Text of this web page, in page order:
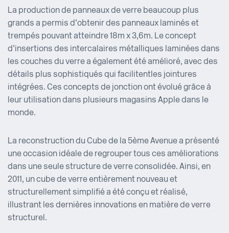
La production de panneaux de verre beaucoup plus
grands a permis d’obtenir des panneaux laminés et
trempés pouvant atteindre 18m x 3,6m. Le concept
d’insertions des intercalaires métalliques laminées dans
les couches du verre a également été amélioré, avec des
détails plus sophistiqués qui facilitent les jointures
intégrées. Ces concepts de jonction ont évolué grâce à
leur utilisation dans plusieurs magasins Apple dans le
monde.
La reconstruction du Cube de la 5ème Avenue a présenté
une occasion idéale de regrouper tous ces améliorations
dans une seule structure de verre consolidée. Ainsi, en
2011, un cube de verre entièrement nouveau et
structurellement simplifié a été conçu et réalisé,
illustrant les dernières innovations en matière de verre
structurel.